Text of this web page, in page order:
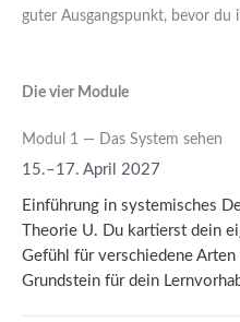
guter Ausgangspunkt, bevor du
Die vier Module
Modul 1 — Das System sehen
15.–17. April 2027
Einführung in systemisches
Theorie U. Du kartierst dein
Gefühl für verschiedene
Grundstein für dein